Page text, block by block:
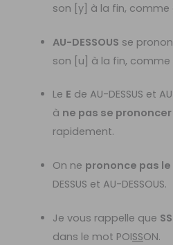
son [y] à la fin, comme
AU-DESSOUS se
son [u] à la fin,
Le E de AU-DESSUS et
à ne pas se prononcer
rapidement.
On ne prononce pas le
DESSUS et AU-DESSOUS.
Je vous rappelle que
dans le mot POISSON.